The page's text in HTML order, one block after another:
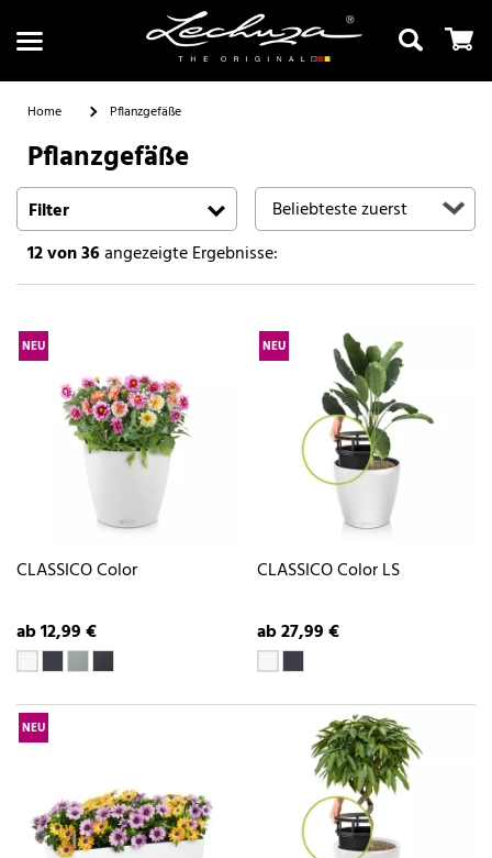
Suchen
Home Pflanzgefäße
Pflanzgefäße
Filter
12von 36angezeigte Ergebnisse:
NEU
CLASSICO Color
ab 12,99 €
NEU
CLASSICO Color LS
ab 27,99 €
NEU